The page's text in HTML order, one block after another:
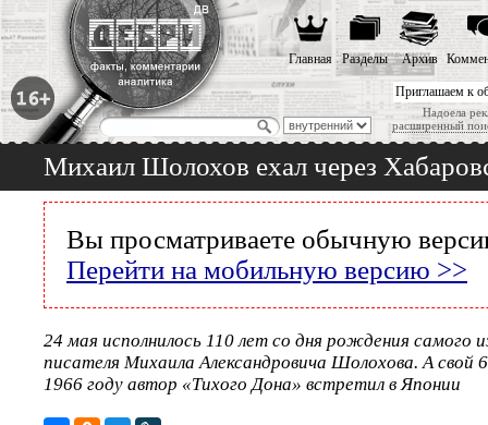
Приглашаем к
Надоела
расширенный
Главная Разделы Архив
Михаил Шолохов ехал через
Вы просматриваете обычную
Перейти на мобильную версию >>
24 мая исполнилось 110 лет со дня рождения самого
писателя Михаила Александровича Шолохова. А свой
1966 году автор «Тихого Дона» встретил в Японии